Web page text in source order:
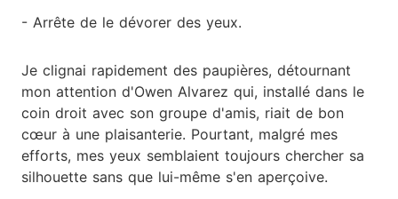
- Arrête de le dévorer des yeux.
Je clignai rapidement des paupières, détournant
mon attention d'Owen Alvarez qui, installé dans le
coin droit avec son groupe d'amis, riait de bon
cœur à une plaisanterie. Pourtant, malgré mes
efforts, mes yeux semblaient toujours chercher sa
silhouette sans que lui-même s'en aperçoive.